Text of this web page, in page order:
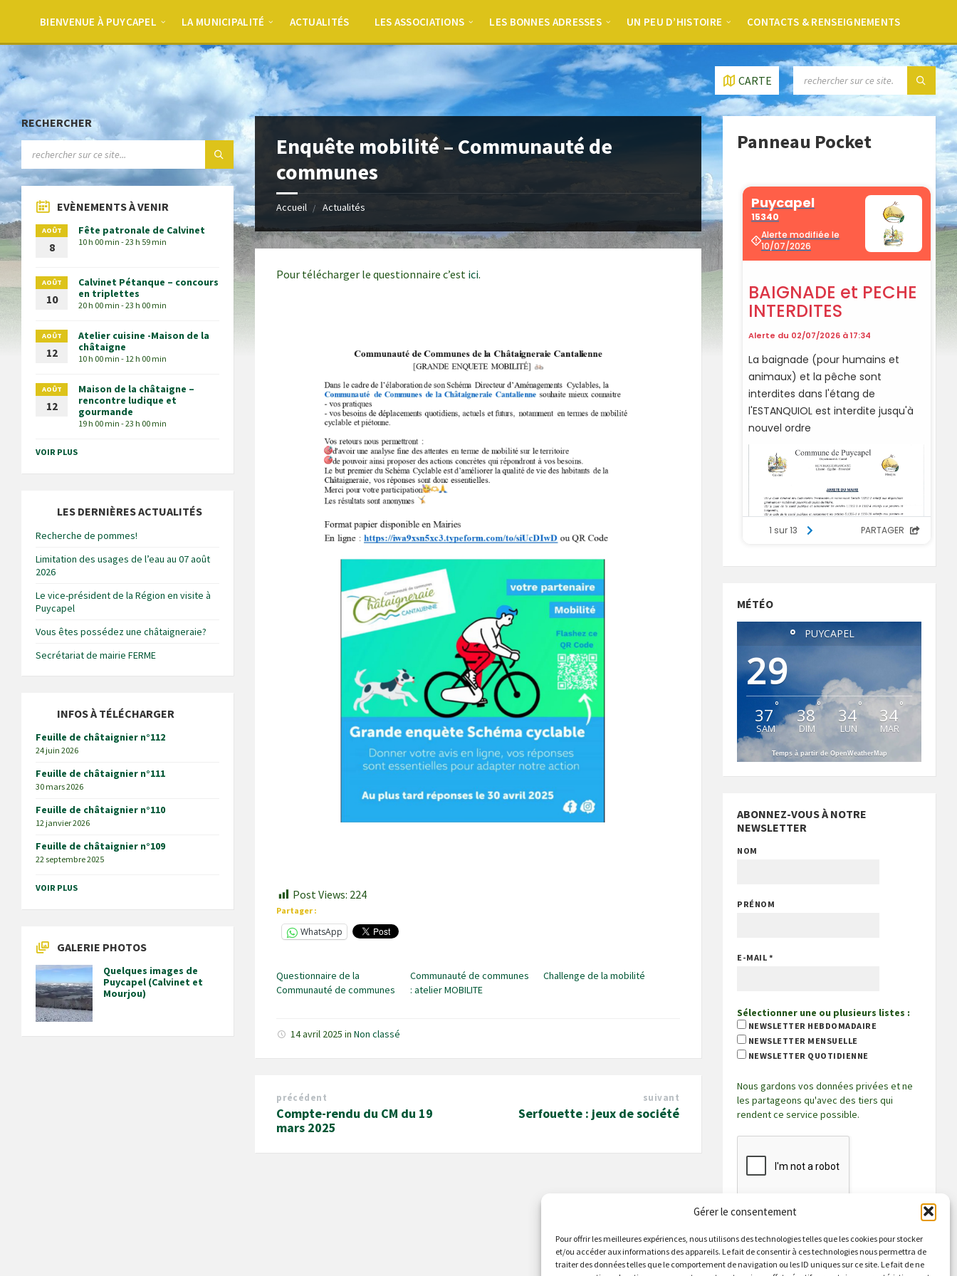
Gérer le consentement
Pour offrir les meilleures expériences, nous utilisons des technologies telles que les cookies pour stocker
et/ou accéder aux informations des appareils. Le fait de consentir à ces technologies nous permettra de
traiter des données telles que le comportement de navigation ou les ID uniques sur ce site. Le fait de ne
BIENVENUE À PUYCAPEL LA MUNICIPALITÉ ACTUALITÉS LES ASSOCIATIONS LES BONNES ADRESSES UN PEU D’HISTOIRE CONTACTS & RENSEIGNEMENTS
CARTE
Enquête mobilité – Communauté de
communes
Accueil Actualités
Pour télécharger le questionnaire c’est ici.
Post Views: 224
Partager :
WhatsApp
Questionnaire de la
Communauté de communes
Communauté de communes
: atelier MOBILITE
Challenge de la mobilité
14 avril 2025inNon classé
précédent
Compte-rendu du CM du 19
mars 2025
suivant
Serfouette : jeux de société
RECHERCHER
EVÈNEMENTS À VENIR
AOÛT
8
Fête patronale de Calvinet
10 h 00 min - 23 h 59 min
AOÛT
10
Calvinet Pétanque – concours
en triplettes
20 h 00 min - 23 h 00 min
AOÛT
12
Atelier cuisine -Maison de la
châtaigne
10 h 00 min - 12 h 00 min
AOÛT
12
Maison de la châtaigne –
rencontre ludique et
gourmande
19 h 00 min - 23 h 00 min
VOIR PLUS
LES DERNIÈRES ACTUALITÉS
Recherche de pommes!
Limitation des usages de l’eau au 07 août
2026
Le vice-président de la Région en visite à
Puycapel
Vous êtes possédez une châtaigneraie?
Secrétariat de mairie FERME
INFOS À TÉLÉCHARGER
Feuille de châtaignier n°112
24 juin 2026
Feuille de châtaignier n°111
30 mars 2026
Feuille de châtaignier n°110
12 janvier 2026
Feuille de châtaignier n°109
22 septembre 2025
VOIR PLUS
GALERIE PHOTOS
Quelques images de
Puycapel (Calvinet et
Mourjou)
Panneau Pocket
MÉTÉO
PUYCAPEL
29
°
37°
SAM
38°
DIM
34°
LUN
34°
MAR
Temps à partir de OpenWeatherMap
ABONNEZ-VOUS À NOTRE
NEWSLETTER
NOM
PRÉNOM
E-MAIL *
Sélectionner une ou plusieurs listes :
NEWSLETTER HEBDOMADAIRE
NEWSLETTER MENSUELLE
NEWSLETTER QUOTIDIENNE
Nous gardons vos données privées et ne
les partageons qu'avec des tiers qui
rendent ce service possible.